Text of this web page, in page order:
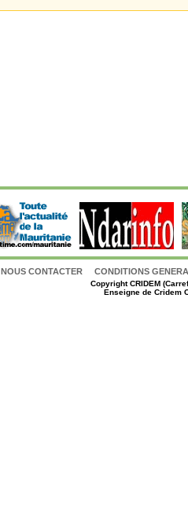
NOUS CONTACTER CONDITIONS
CopyrightCRIDEM
Enseigne de Cridem